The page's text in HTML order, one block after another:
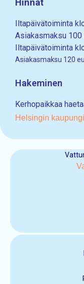
Hinnat
Iltapäivätoiminta
Asiakasmaksu 100
Iltapäivätoiminta
Asiakasmaksu 120
Hakeminen
Kerhopaikkaa
Helsingin